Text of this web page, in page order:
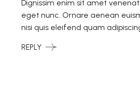
Dignissim enim sit amet
eget nunc. Ornare aenean
nisi quis eleifend quam
REPLY